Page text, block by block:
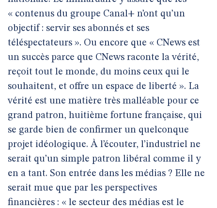
« contenus du groupe Canal+ n’ont qu’un
objectif : servir ses abonnés et ses
téléspectateurs ». Ou encore que « CNews est
un succès parce que CNews raconte la vérité,
reçoit tout le monde, du moins ceux qui le
souhaitent, et offre un espace de liberté ». La
vérité est une matière très malléable pour ce
grand patron, huitième fortune française, qui
se garde bien de confirmer un quelconque
projet idéologique. À l’écouter, l’industriel ne
serait qu’un simple patron libéral comme il y
en a tant. Son entrée dans les médias ? Elle ne
serait mue que par les perspectives
financières : « le secteur des médias est le